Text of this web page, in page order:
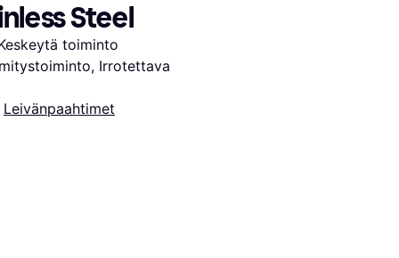
Steel
toiminto
Irrotettava
Leivänpaahtimet